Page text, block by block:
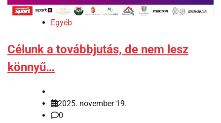
Egyéb
Célunk a továbbjutás, de nem lesz
könnyű…
2025. november 19.
0